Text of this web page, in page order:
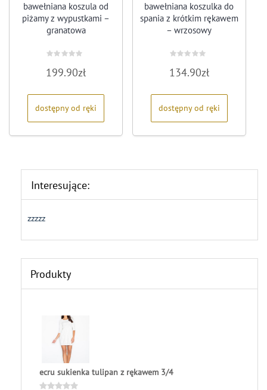
bawełniana koszula od
piżamy z wypustkami –
granatowa
0
na
199.90zł
dostępny od ręki
bawełniana koszulka do
spania z krótkim rękawem
– wrzosowy
0
na
134.90zł
dostępny od ręki
Interesujące:
zzzzz
Produkty
ecru sukienka tulipan z rękawem 3/4